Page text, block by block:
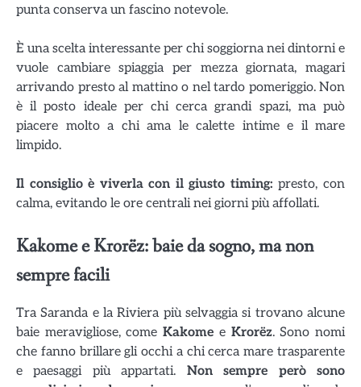
punta conserva un fascino notevole.
È una scelta interessante per chi soggiorna nei dintorni e
vuole cambiare spiaggia per mezza giornata, magari
arrivando presto al mattino o nel tardo pomeriggio. Non
è il posto ideale per chi cerca grandi spazi, ma può
piacere molto a chi ama le calette intime e il mare
limpido.
Il consiglio è viverla con il giusto timing: presto, con
calma, evitando le ore centrali nei giorni più affollati.
Kakome e Krorëz: baie da sogno, ma non
sempre facili
Tra Saranda e la Riviera più selvaggia si trovano alcune
baie meravigliose, comeKakome e Krorëz. Sono nomi
che fanno brillare gli occhi a chi cerca mare trasparente
e paesaggi più appartati. Non sempre però sono